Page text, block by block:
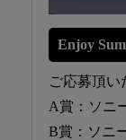
Enjoy
ご応募頂い
A賞：ソニ
B賞：ソニ